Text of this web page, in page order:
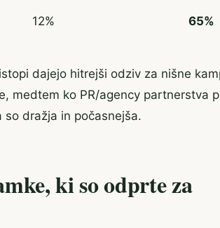
12% 65%
dajejo hitrejši odziv za nišne
medtem ko PR/agency partnerstva
dražja in počasnejša.
ki so odprte za